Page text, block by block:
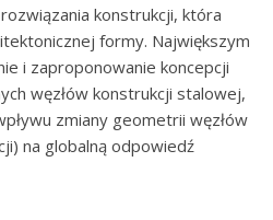
konstrukcji, która
formy. Największym
i zaproponowanie koncepcji
węzłów konstrukcji stalowej,
zmiany geometrii węzłów
na globalną odpowiedź